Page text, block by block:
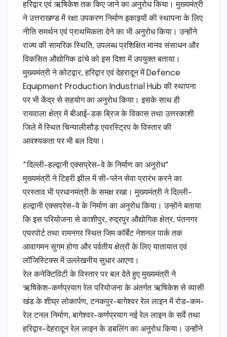
हरिद्वार एवं ऋषिकेश तक किए जाने का अनुरोध किया। मुख्यमंत्री
ने उत्तराखण्ड में रक्षा उपकरण निर्माण इकाइयों की स्थापना के लिए
नीति समर्थन एवं प्राथमिकता देने का भी अनुरोध किया। उन्होंने
राज्य की सामरिक स्थिति, उपलब्ध प्रशिक्षित मानव संसाधन और
विकसित औद्योगिक ढांचे को इस दिशा में उपयुक्त बताया।
मुख्यमंत्री ने कोटद्वार, हरिद्वार एवं देहरादून में Defence
Equipment Production Industrial Hub की स्थापना
पर भी केंद्र से सहयोग का अनुरोध किया। इसके साथ ही
रायवाला क्षेत्र में बीआई-डक ब्रिज के विकास तथा उत्तरकाशी
जिले में स्थित चिन्यालीसौड़ एयरस्ट्रिप के विस्तार की
आवश्यकता पर भी बल दिया।
*दिल्ली-हल्द्वानी एक्सप्रेस-वे के निर्माण का अनुरोध*
मुख्यमंत्री ने टिहरी झील में सी-प्लेन सेवा प्रारंभ करने का
प्रस्ताव भी प्रधानमंत्री के समक्ष रखा। मुख्यमंत्री ने दिल्ली-
हल्द्वानी एक्सप्रेस-वे के निर्माण का अनुरोध किया। उन्होंने बताया
कि इस परियोजना से काशीपुर, रुद्रपुर औद्योगिक क्षेत्र, पंतनगर
एयरपोर्ट तथा रामनगर स्थित जिम कॉर्बेट नेशनल पार्क तक
आवागमन सुगम होगा और पर्वतीय क्षेत्रों के लिए यातायात एवं
लॉजिस्टिक्स में उल्लेखनीय सुधार आएगा।
रेल कनेक्टिविटी के विस्तार पर बल देते हुए मुख्यमंत्री ने
ऋषिकेश-कर्णप्रयाग रेल परियोजना के अंतर्गत ऋषिकेश से व्यासी
खंड के शीघ्र लोकार्पण, टनकपुर-बागेश्वर रेल लाइन में रोड-कम-
रेल टनल निर्माण, बागेश्वर-कर्णप्रयाग नई रेल लाइन के सर्वे तथा
हरिद्वार-देहरादून रेल लाइन के डबलिंग का अनुरोध किया। उन्होंने